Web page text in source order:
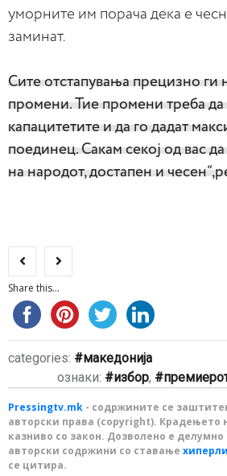
уморните им порача дека е
заминат.
Сите отстапувања прецизно ги
промени. Тие промени треба да
капацитетите и да го дадат
поединец. Сакам секој од вас
на народот, достапен и
Share this...
categories:
македонија
ознаки:
избор,
Pressingtv.mk - содржините се
авторски права (copyright). Крадењето
казниво со закон. Дозволено е
авторски содржини со ставање
се цитира.